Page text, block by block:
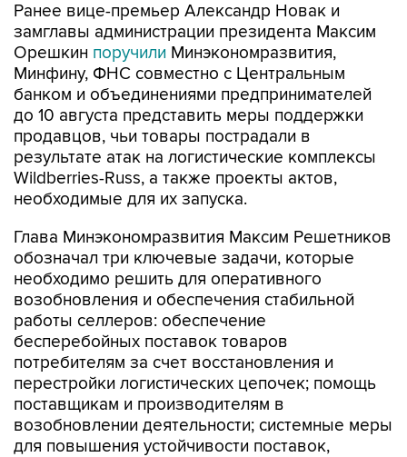
Ранее вице-премьер Александр Новак и
замглавы администрации президента Максим
Орешкин поручили Минэкономразвития,
Минфину, ФНС совместно с Центральным
банком и объединениями предпринимателей
до 10 августа представить меры поддержки
продавцов, чьи товары пострадали в
результате атак на логистические комплексы
Wildberries-Russ, а также проекты актов,
необходимые для их запуска.
Глава Минэкономразвития Максим Решетников
обозначал три ключевые задачи, которые
необходимо решить для оперативного
возобновления и обеспечения стабильной
работы селлеров: обеспечение
бесперебойных поставок товаров
потребителям за счет восстановления и
перестройки логистических цепочек; помощь
поставщикам и производителям в
возобновлении деятельности; системные меры
для повышения устойчивости поставок,